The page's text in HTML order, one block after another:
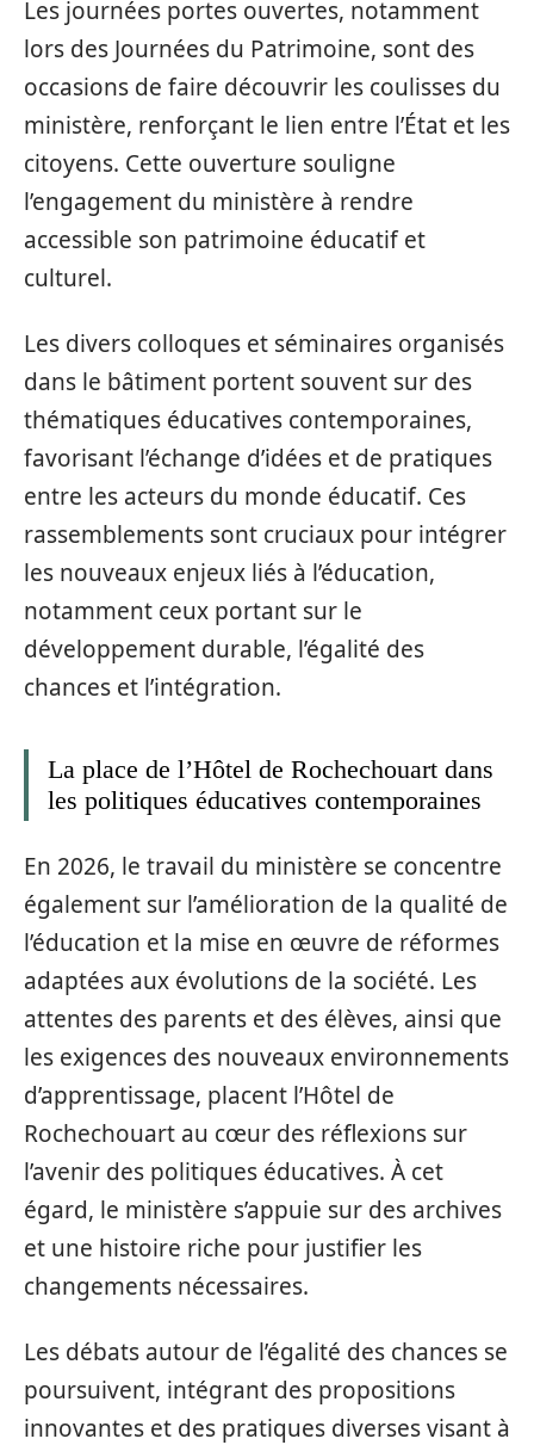
Les journées portes ouvertes, notamment
lors des Journées du Patrimoine, sont des
occasions de faire découvrir les coulisses du
ministère, renforçant le lien entre l’État et les
citoyens. Cette ouverture souligne
l’engagement du ministère à rendre
accessible son patrimoine éducatif et
culturel.
Les divers colloques et séminaires organisés
dans le bâtiment portent souvent sur des
thématiques éducatives contemporaines,
favorisant l’échange d’idées et de pratiques
entre les acteurs du monde éducatif. Ces
rassemblements sont cruciaux pour intégrer
les nouveaux enjeux liés à l’éducation,
notamment ceux portant sur le
développement durable, l’égalité des
chances et l’intégration.
La place de l’Hôtel de Rochechouart dans
les politiques éducatives contemporaines
En 2026, le travail du ministère se concentre
également sur l’amélioration de la qualité de
l’éducation et la mise en œuvre de réformes
adaptées aux évolutions de la société. Les
attentes des parents et des élèves, ainsi que
les exigences des nouveaux environnements
d’apprentissage, placent l’Hôtel de
Rochechouart au cœur des réflexions sur
l’avenir des politiques éducatives. À cet
égard, le ministère s’appuie sur des archives
et une histoire riche pour justifier les
changements nécessaires.
Les débats autour de l’égalité des chances se
poursuivent, intégrant des propositions
innovantes et des pratiques diverses visant à